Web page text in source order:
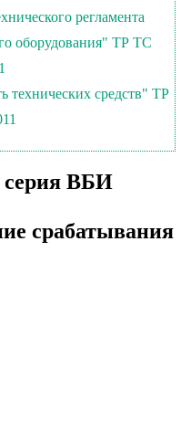
регламента
оборудования" ТР ТС
технических средств" ТР
ВБИ
срабатывания